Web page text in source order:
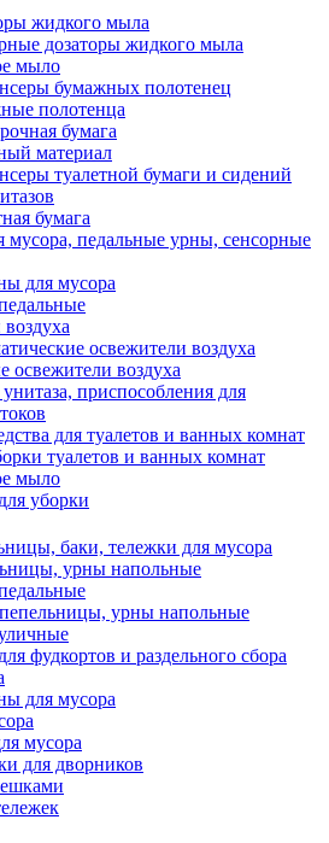
жидкого мыла
дозаторы жидкого мыла
мыло
бумажных полотенец
полотенца
бумага
материал
туалетной бумаги и сидений
бумага
мусора, педальные урны, сенсорные
для мусора
освежители воздуха
освежители воздуха
приспособления для
для туалетов и ванных комнат
туалетов и ванных комнат
мыло
уборки
баки, тележки для мусора
урны напольные
урны напольные
фудкортов и раздельного сбора
для мусора
мусора
для дворников